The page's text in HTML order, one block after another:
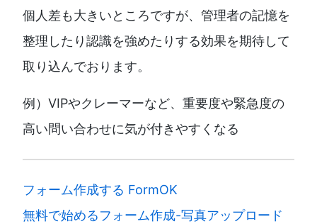
個人差も大きいところですが、管理者の記憶を
整理したり認識を強めたりする効果を期待して
取り込んでおります。
例）VIPやクレーマーなど、重要度や緊急度の
高い問い合わせに気が付きやすくなる
フォーム作成する FormOK
無料で始めるフォーム作成-写真アップロード